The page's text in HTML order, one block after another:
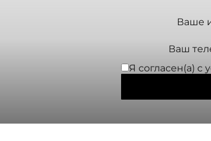
Ваше
Ваш
Я согласен(а) с